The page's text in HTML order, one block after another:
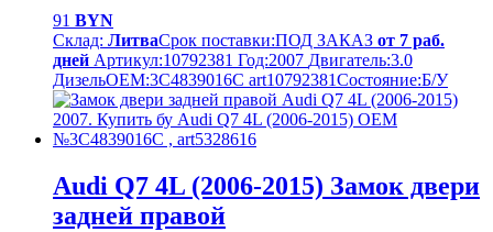
91 BYN
Склад: ЛитваСрок поставки:ПОД ЗАКАЗ от 7 раб.
дней Артикул:10792381 Год:2007 Двигатель:3.0
ДизельOEM:3C4839016C art10792381Cостояние:Б/У
Audi Q7 4L (2006-2015) Замок двери
задней правой